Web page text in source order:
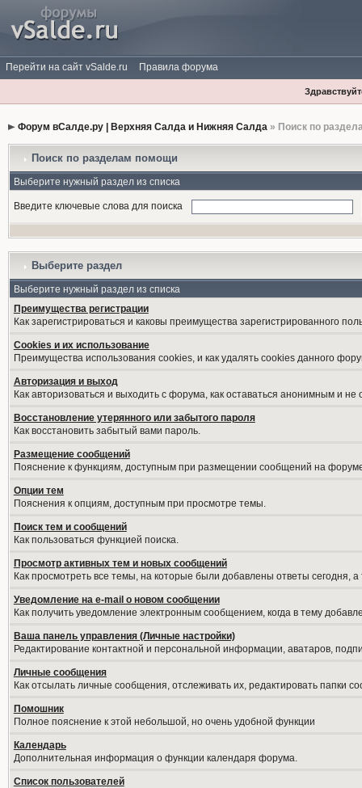
Перейти на сайт vSalde.ru Правила форума
Форум вСалде.ру | Верхняя Салда и Нижняя Салда» Поиск по
Поиск по разделам помощи
Выберите нужный раздел из списка
Введите ключевые слова для поиска
Выберите раздел
Выберите нужный раздел из списка
Преимущества регистрации
Как зарегистрироваться и каковы преимущества зарегистрированного
Cookies и их использование
Преимущества использования cookies, и как удалять cookies данного
Авторизация и выход
Как авторизоваться и выходить с форума, как оставаться анонимным и
Восстановление утерянного или забытого пароля
Как восстановить забытый вами пароль.
Размещение сообщений
Пояснение к функциям, доступным при размещении сообщений на
Опции тем
Пояснения к опциям, доступным при просмотре темы.
Поиск тем и сообщений
Как пользоваться функцией поиска.
Просмотр активных тем и новых сообщений
Как просмотреть все темы, на которые были добавлены ответы сегодня,
Уведомление на е-mail о новом сообщении
Как получить уведомление электронным сообщением, когда в тему
Ваша панель управления (Личные настройки)
Редактирование контактной и персональной информации, аватаров,
Личные сообщения
Как отсылать личные сообщения, отслеживать их, редактировать папки
Помошник
Полное пояснение к этой небольшой, но очень удобной функции
Календарь
Дополнительная информация о функции календаря форума.
Список пользователей